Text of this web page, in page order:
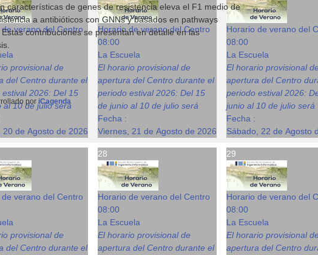
de verano del Centro
provisional de
del Centro durante el
estival 2026: Del 15
al 10 de julio será
20 de Agosto de 2026
Horario de verano del Centro
08:00
La Escuela
El horario provisional de
apertura del Centro durante el
periodo estival 2026: Del 15
de junio al 10 de julio será
Fecha :
Viernes, 21 de Agosto de 2026
Horario de verano del
08:00
La Escuela
El horario provisional
apertura del Centro
periodo estival 2026:
junio al 10 de julio será
Fecha :
Sábado, 22 de Agosto
de verano del Centro
provisional de
del Centro durante el
28
Horario de verano del Centro
08:00
La Escuela
El horario provisional de
apertura del Centro durante el
29
Horario de verano del
08:00
La Escuela
El horario provisional
apertura del Centro
características de genes de resistencia eleva el F1 medio de
a antibióticos con GNNs y basados en pathways
contribuciones se presentan en detalle en las
por iCagenda